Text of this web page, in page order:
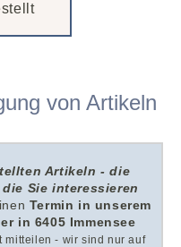
von Artikeln
Artikeln - die
Sie interessieren
Termin in unserem
in 6405 Immensee
mitteilen - wir sind nur auf